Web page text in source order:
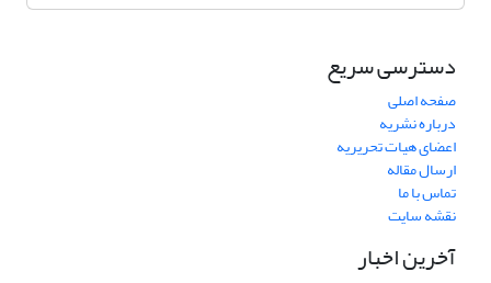
دسترسی سریع
صفحه اصلی
درباره نشریه
اعضای هیات تحریریه
ارسال مقاله
تماس با ما
نقشه سایت
آخرین اخبار